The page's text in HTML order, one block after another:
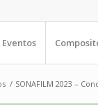
Eventos
/ SONAFILM 2023 –